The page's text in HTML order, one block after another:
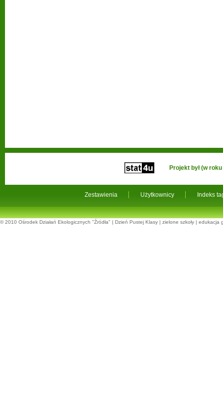
Zestawienia Użytkownicy Indeks
Projekt był (w
© 2010 Ośrodek Działań Ekologicznych "Źródła" | Dzień Pustej Klasy | zielone szkoły | edukacja